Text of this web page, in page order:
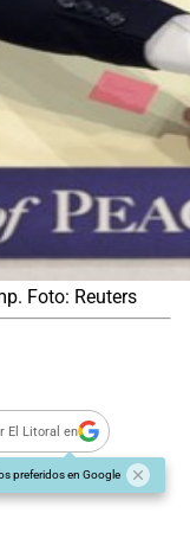
Foto: Reuters
El Litoral en
preferidos en Google